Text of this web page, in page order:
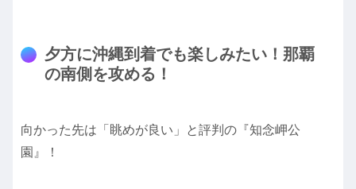
夕方に沖縄到着でも楽しみたい！那覇
の南側を攻める！
向かった先は「眺めが良い」と評判の『知念岬公
園』！